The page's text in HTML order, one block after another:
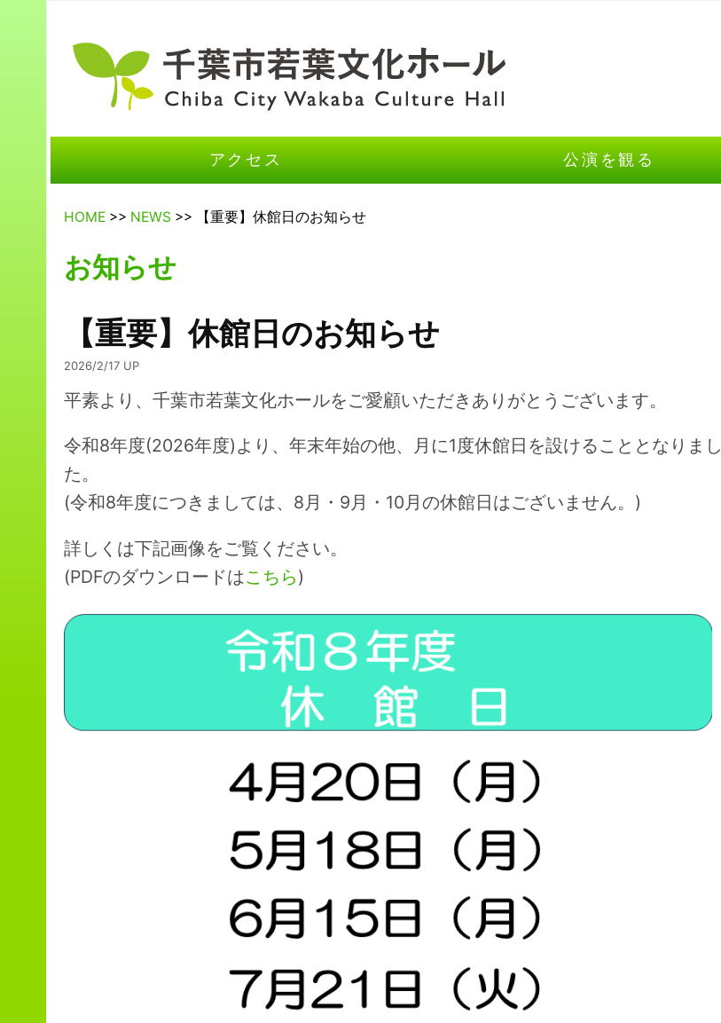
アクセス 公演を観る
HOME >> NEWS >> 【重要】休館日のお知らせ
お知らせ
【重要】休館日のお知らせ
2026/2/17 UP
平素より、千葉市若葉文化ホールをご愛顧いただきありがとうございます。
令和8年度(2026年度)より、年末年始の他、月に1度休館日を設けることとなりまし
た。
(令和8年度につきましては、8月・9月・10月の休館日はございません。)
詳しくは下記画像をご覧ください。
(PDFのダウンロードはこちら)